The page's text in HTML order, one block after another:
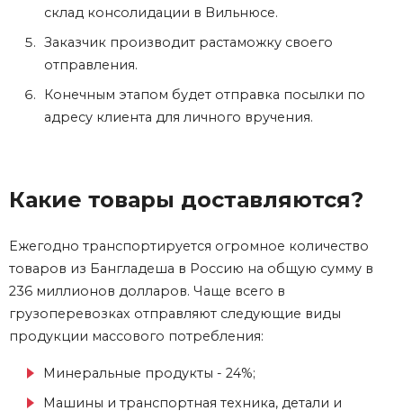
склад консолидации в Вильнюсе.
Заказчик производит растаможку своего
отправления.
Конечным этапом будет отправка посылки по
адресу клиента для личного вручения.
Какие товары доставляются?
Ежегодно транспортируется огромное количество
товаров из Бангладеша в Россию на общую сумму в
236 миллионов долларов. Чаще всего в
грузоперевозках отправляют следующие виды
продукции массового потребления:
Минеральные продукты - 24%;
Машины и транспортная техника, детали и